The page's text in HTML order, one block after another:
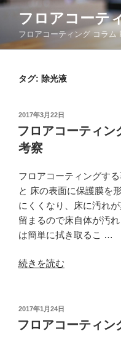
コ
ン
フロアコーテ
フロアコーティング コラ
タグ: 除光液
投
稿
日:
2017年3月22日
フロアコーティン
考察
フロアコーティングす
と 床の表面に保護膜を
にくくなり、床に汚れ
留まるので床自体が汚
は簡単に拭き取るこ …
“フ
コ
ー
続きを読む
投
稿
日:
2017年1月24日
フロアコーティン